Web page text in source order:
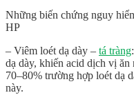
Những biến chứng nguy
HP
– Viêm loét dạ dày – tá tràng
dạ dày, khiến acid dịch vị
70–80% trường hợp loét dạ
này.